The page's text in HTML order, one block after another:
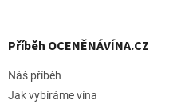
Příběh OCENĚNÁVÍNA.CZ
Náš příběh
Jak vybíráme vína